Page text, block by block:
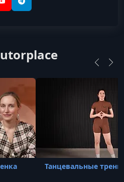
YouTubeTelegram
Танцевальные